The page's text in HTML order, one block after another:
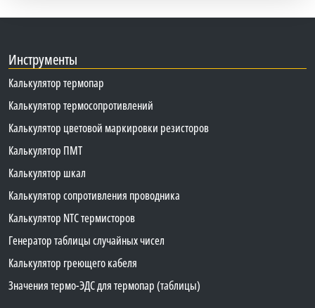
Инструменты
Калькулятор термопар
Калькулятор термосопротивлений
Калькулятор цветовой маркировки резисторов
Калькулятор ПМТ
Калькулятор шкал
Калькулятор сопротивления проводника
Калькулятор NTC термисторов
Генератор таблицы случайных чисел
Калькулятор греющего кабеля
Значения термо-ЭДС для термопар (таблицы)